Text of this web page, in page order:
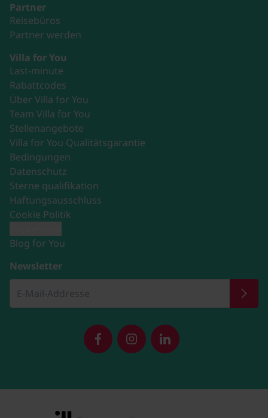
Partner
Reisebüros
Partner werden
Villa for You
Last-minute
Rabattcodes
Über Villa for You
Team Villa for You
Stellenangebote
Villa for You Qualitätsgarantie
Bedingungen
Datenschutz
Sterne qualifikation
Haftungsausschluss
Cookie Politik
Blog for You
Newsletter